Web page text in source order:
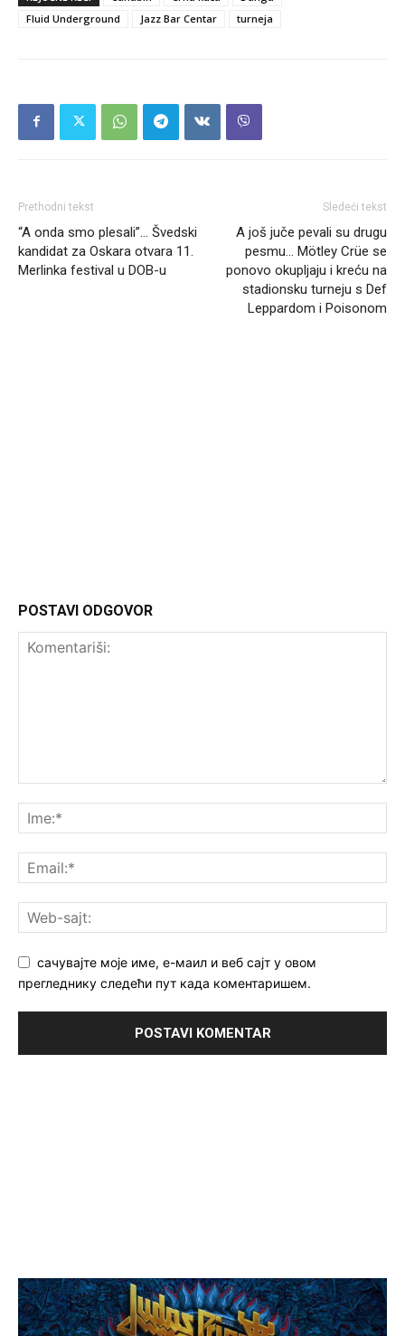
Fluid Underground
Jazz Bar Centar turneja
Prethodni tekst
“A onda smo plesali”… Švedski
kandidat za Oskara otvara 11.
Merlinka festival u DOB-u
Sledeći tekst
A još juče pevali su drugu
pesmu… Mötley Crüe se
ponovo okupljaju i kreću na
stadionsku turneju s Def
Leppardom i Poisonom
POSTAVI ODGOVOR
сачувајте моје име, е-маил и веб сајт у овом
прегледнику следећи пут када коментаришем.